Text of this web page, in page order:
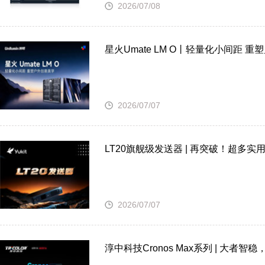
2026/07/08
星火Umate LM O丨轻量化小间距 重
2026/07/07
LT20旗舰级发送器 | 再突破！超多实
2026/07/07
淳中科技Cronos Max系列 | 大者智稳